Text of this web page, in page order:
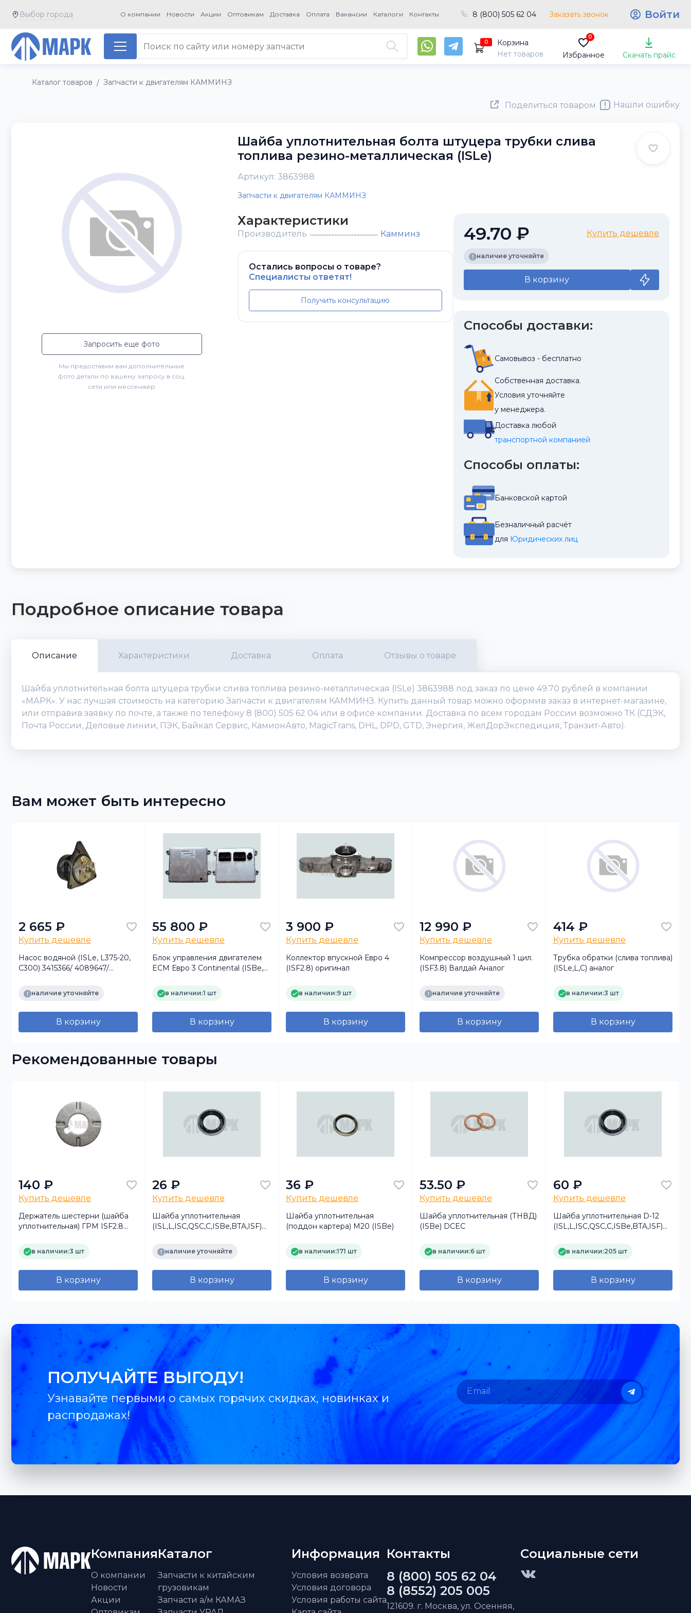
Выбор города О компании Новости Акции Оптовикам Доставка Оплата Вакансии Каталоги Контакты 8 (800) 505 62 04 Заказать звонок Войти
0
Корзина
Нет товаров
0
Избранное Скачать прайс
Каталог товаров / Запчасти к двигателям КАММИНЗ
Поделиться товаром Нашли ошибку
Запросить еще фото
Мы предоставим вам дополнительные
фото детали по вашему запросу в соц.
сети или мессенжер
Шайба уплотнительная болта штуцера трубки слива
топлива резино-металлическая (ISLe)
Артикул: 3863988
Запчасти к двигателям КАММИНЗ
Характеристики
Производитель Камминз
Остались вопросы о товаре?
Специалисты ответят!
Получить консультацию
49.70 ₽ Купить дешевле
наличие уточняйте
В корзину
Способы доставки:
Самовывоз - бесплатно
Собственная доставка.
Условия уточняйте
у менеджера.
Доставка любой
транспортной компанией
Способы оплаты:
Банковской картой
Безналичный расчёт
для Юридических лиц
Подробное описание товара
Описание Характеристики Доставка Оплата Отзывы о товаре
Шайба уплотнительная болта штуцера трубки слива топлива резино-металлическая (ISLe) 3863988 под заказ по цене 49.70 рублей в компании
«МАРК». У нас лучшая стоимость на категорию Запчасти к двигателям КАММИНЗ. Купить данный товар можно оформив заказ в интернет-магазине,
или отправив заявку по почте, а также по телефону 8 (800) 505 62 04 или в офисе компании. Доставка по всем городам России возможно ТК (СДЭК,
Почта России, Деловые линии, ПЭК, Байкал Сервис, КамионАвто, MagicTrans, DHL, DPD, GTD, Энергия, ЖелДорЭкспедиция, Транзит-Авто).
Вам может быть интересно
2 665 ₽
Купить дешевле
Насос водяной (ISLe, L375-20,
C300) 3415366/ 4089647/
наличие уточняйте
В корзину
55 800 ₽
Купить дешевле
Блок управления двигателем
EСМ Евро 3 Continental (ISBe,
в наличии:1 шт
В корзину
3 900 ₽
Купить дешевле
Коллектор впускной Евро 4
(ISF2.8) оригинал
в наличии:9 шт
В корзину
12 990 ₽
Купить дешевле
Компрессор воздушный 1 цил.
(ISF3.8) Валдай Аналог
наличие уточняйте
В корзину
414 ₽
Купить дешевле
Трубка обратки (слива топлива)
(ISLe,L,С) аналог
в наличии:3 шт
В корзину
Рекомендованные товары
140 ₽
Купить дешевле
Держатель шестерни (шайба
уплотнительная) ГРМ ISF2.8
в наличии:3 шт
В корзину
26 ₽
Купить дешевле
Шайба уплотнительная
(ISL,L,ISC,QSC,C,ISBe,BTA,ISF)
наличие уточняйте
В корзину
36 ₽
Купить дешевле
Шайба уплотнительная
(поддон картера) М20 (ISBe)
в наличии:171 шт
В корзину
53.50 ₽
Купить дешевле
Шайба уплотнительная (ТНВД)
(ISBe) DCEC
в наличии:6 шт
В корзину
60 ₽
Купить дешевле
Шайба уплотнительная D-12
(ISL,L,ISC,QSC,C,ISBe,BTA,ISF)
в наличии:205 шт
В корзину
ПОЛУЧАЙТЕ ВЫГОДУ!
Узнавайте первыми о самых горячих скидках, новинках и
распродажах!
Компания
О компании
Новости
Акции
Каталог
Запчасти к китайским
грузовикам
Запчасти а/м КАМАЗ
Информация
Условия возврата
Условия договора
Условия работы сайта
Контакты
8 (800) 505 62 04
8 (8552) 205 005
121609. г. Москва, ул. Осенняя,
Социальные сети